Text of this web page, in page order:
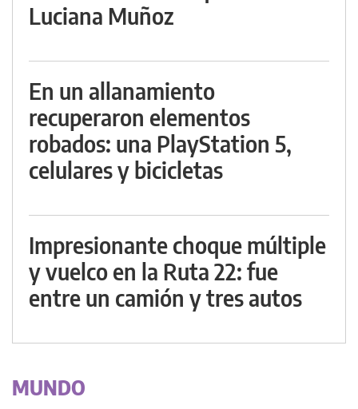
Luciana Muñoz
En un allanamiento
recuperaron elementos
robados: una PlayStation 5,
celulares y bicicletas
Impresionante choque múltiple
y vuelco en la Ruta 22: fue
entre un camión y tres autos
MUNDO